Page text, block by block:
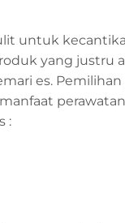
untuk
yang justru
es.
: